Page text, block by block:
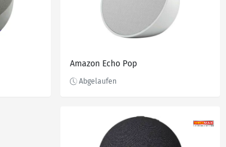
Amazon Echo Pop